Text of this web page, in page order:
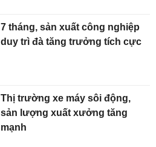
7 tháng, sản xuất công nghiệp
duy trì đà tăng trưởng tích cực
Thị trường xe máy sôi động,
sản lượng xuất xưởng tăng
mạnh